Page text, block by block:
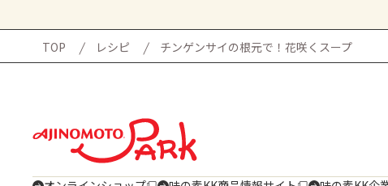
TOP レシピ チンゲンサイの根元で！花咲くスープ